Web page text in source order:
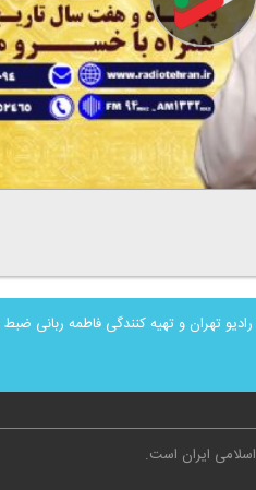
تهران و تهیه كنندگی فاطمه ربانی ضبط
ایران است.